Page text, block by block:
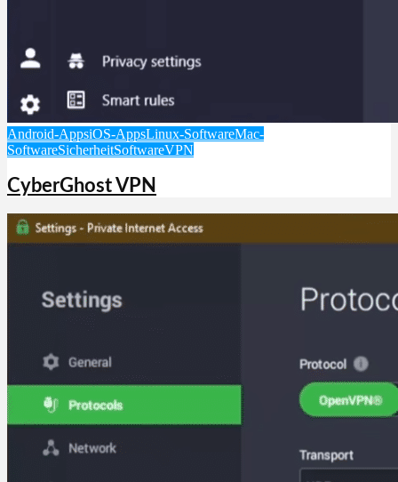
Android-AppsiOS-AppsLinux-SoftwareMac-
SoftwareSicherheitSoftwareVPN
CyberGhost VPN